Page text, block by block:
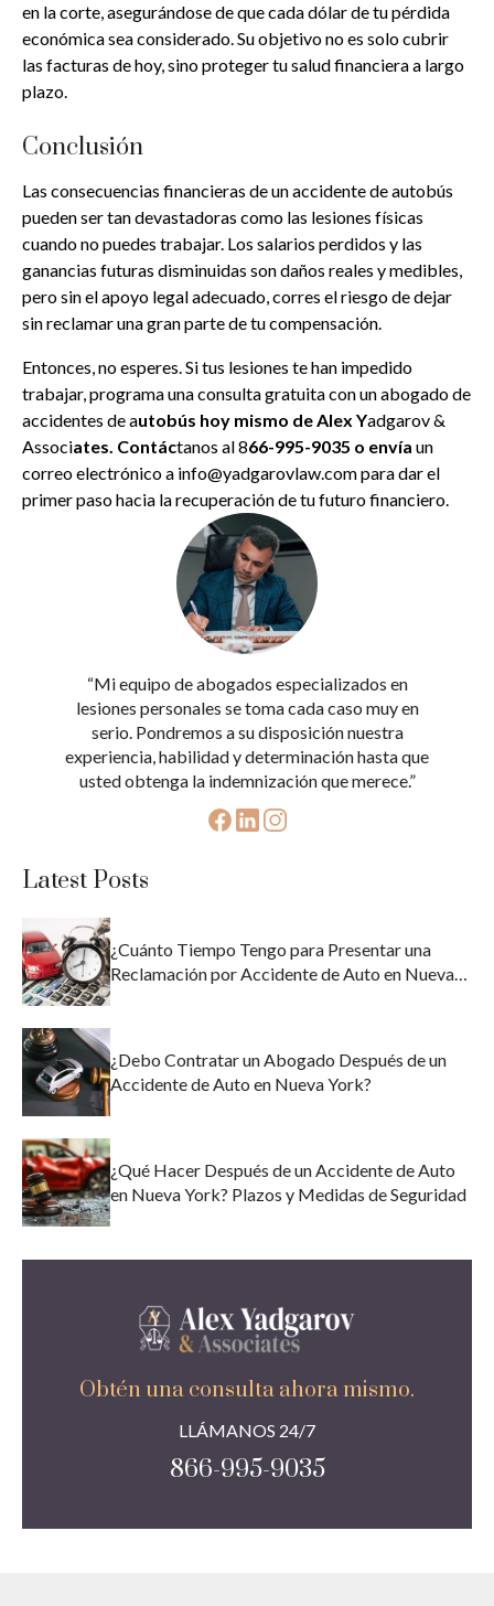
en la corte, asegurándose de que cada dólar de tu pérdida
económica sea considerado. Su objetivo no es solo cubrir
las facturas de hoy, sino proteger tu salud financiera a largo
plazo.
Conclusión
Las consecuencias financieras de un accidente de autobús
pueden ser tan devastadoras como las lesiones físicas
cuando no puedes trabajar. Los salarios perdidos y las
ganancias futuras disminuidas son daños reales y medibles,
pero sin el apoyo legal adecuado, corres el riesgo de dejar
sin reclamar una gran parte de tu compensación.
Entonces, no esperes. Si tus lesiones te han impedido
trabajar, programa una consulta gratuita con un abogado de
accidentes de autobús hoy mismo de Alex Yadgarov &
Associates. Contáctanos al 866-995-9035 o envía un
correo electrónico a info@yadgarovlaw.com para dar el
primer paso hacia la recuperación de tu futuro financiero.
“Mi equipo de abogados especializados en
lesiones personales se toma cada caso muy en
serio. Pondremos a su disposición nuestra
experiencia, habilidad y determinación hasta que
usted obtenga la indemnización que merece.”
Latest Posts
¿Cuánto Tiempo Tengo para Presentar una
Reclamación por Accidente de Auto en Nueva
¿Debo Contratar un Abogado Después de un
Accidente de Auto en Nueva York?
¿Qué Hacer Después de un Accidente de Auto
en Nueva York? Plazos y Medidas de Seguridad
Obtén una consulta ahora mismo.
LLÁMANOS 24/7
866-995-9035